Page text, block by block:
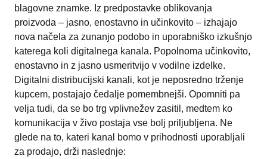
blagovne znamke. Iz predpostavke oblikovanja
proizvoda – jasno, enostavno in učinkovito – izhajajo
nova načela za zunanjo podobo in uporabniško izkušnjo
katerega koli digitalnega kanala. Popolnoma učinkovito,
enostavno in z jasno usmeritvijo v vodilne izdelke.
Digitalni distribucijski kanali, kot je neposredno trženje
kupcem, postajajo čedalje pomembnejši. Opomniti pa
velja tudi, da se bo trg vplivnežev zasitil, medtem ko
komunikacija v živo postaja vse bolj priljubljena. Ne
glede na to, kateri kanal bomo v prihodnosti uporabljali
za prodajo, drži naslednje: